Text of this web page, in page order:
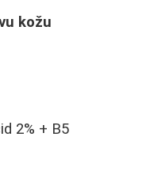
kožu
2% + B5